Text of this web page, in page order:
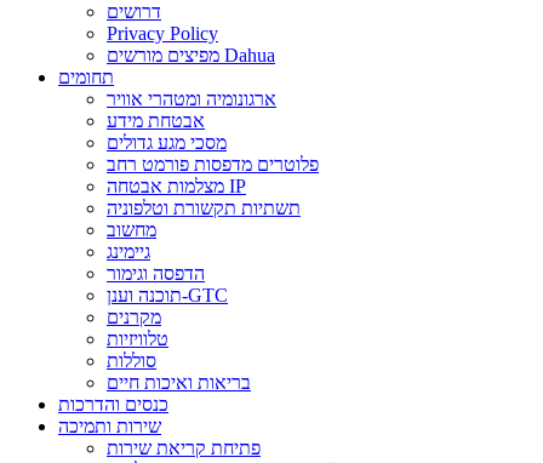
דרושים
Privacy Policy
מפיצים מורשים Dahua
תחומים
ארגונומיה ומטהרי אוויר
אבטחת מידע
מסכי מגע גדולים
פלוטרים מדפסות פורמט רחב
מצלמות אבטחה IP
תשתיות תקשורת וטלפוניה
מחשוב
גיימינג
הדפסה וגימור
תוכנה וענן-GTC
מקרנים
טלוויזיות
סוללות
בריאות ואיכות חיים
כנסים והדרכות
שירות ותמיכה
פתיחת קריאת שירות